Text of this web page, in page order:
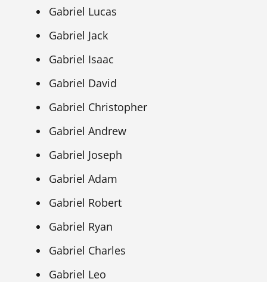
Gabriel Lucas
Gabriel Jack
Gabriel Isaac
Gabriel David
Gabriel Christopher
Gabriel Andrew
Gabriel Joseph
Gabriel Adam
Gabriel Robert
Gabriel Ryan
Gabriel Charles
Gabriel Leo